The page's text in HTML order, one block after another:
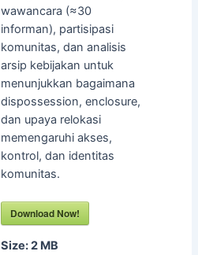
wawancara (≈30
informan), partisipasi
komunitas, dan analisis
arsip kebijakan untuk
menunjukkan bagaimana
dispossession, enclosure,
dan upaya relokasi
memengaruhi akses,
kontrol, dan identitas
komunitas.
Download Now!
Size:2 MB